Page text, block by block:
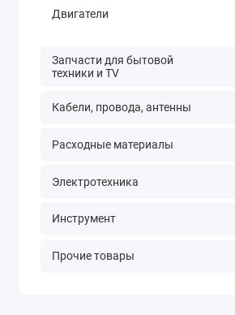
Двигатели
Запчасти для бытовой
техники и TV
Кабели, провода, антенны
Расходные материалы
Электротехника
Инструмент
Прочие товары